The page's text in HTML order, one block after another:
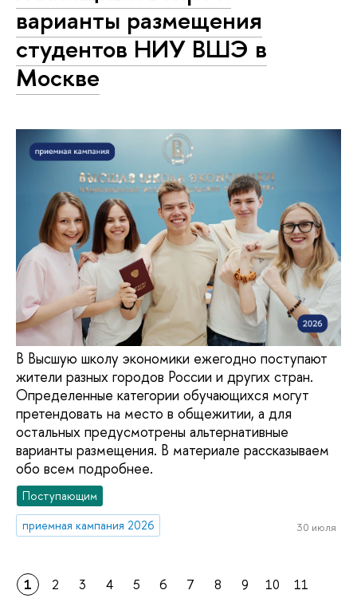
варианты размещения
студентов НИУ ВШЭ в
Москве
В Высшую школу экономики ежегодно поступают
жители разных городов России и других стран.
Определенные категории обучающихся могут
претендовать на место в общежитии, а для
остальных предусмотрены альтернативные
варианты размещения. В материале рассказываем
обо всем подробнее.
Поступающим
приемная кампания 2026
30 июля
1 2 3 4 5 6 7 8 9 10
11